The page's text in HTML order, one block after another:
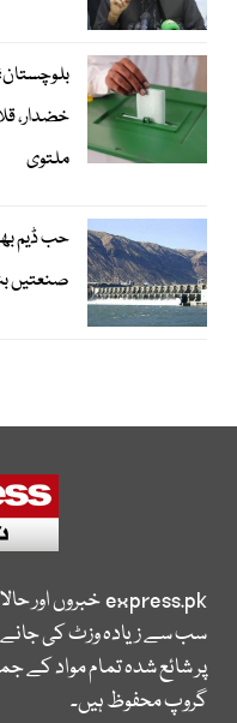
خضدار،
ملتوی
صنعتیں
express.pkخبروں اور
سب سے زیادہ وزٹ کی
پر شائع شدہ تمام مواد کے
گروپ محفوظ ہیں۔